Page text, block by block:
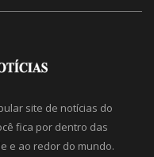
site de notícias do
fica por dentro das
e ao redor do mundo.